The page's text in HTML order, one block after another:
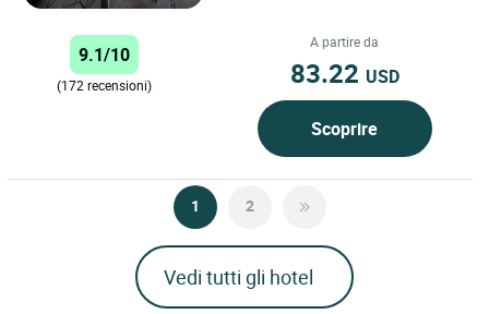
spaziose, luminose...
9.1/10
(172 recensioni)
A partire da
83.22 USD
Scoprire
1 2
Vedi tutti gli hotel